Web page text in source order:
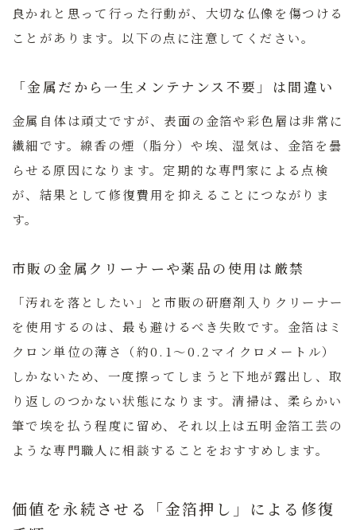
良かれと思って行った行動が、大切な仏像を傷つける
ことがあります。以下の点に注意してください。
「金属だから一生メンテナンス不要」は間違い
金属自体は頑丈ですが、表面の金箔や彩色層は非常に
繊細です。線香の煙（脂分）や埃、湿気は、金箔を曇
らせる原因になります。定期的な専門家による点検
が、結果として修復費用を抑えることにつながりま
す。
市販の金属クリーナーや薬品の使用は厳禁
「汚れを落としたい」と市販の研磨剤入りクリーナー
を使用するのは、最も避けるべき失敗です。金箔はミ
クロン単位の薄さ（約0.1〜0.2マイクロメートル）
しかないため、一度擦ってしまうと下地が露出し、取
り返しのつかない状態になります。清掃は、柔らかい
筆で埃を払う程度に留め、それ以上は五明金箔工芸の
ような専門職人に相談することをおすすめします。
価値を永続させる「金箔押し」による修復